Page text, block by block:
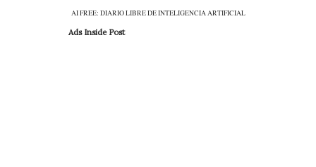
AI FREE: DIARIO LIBRE DE INTELIGENCIA ARTIFICIAL
Ads Inside Post